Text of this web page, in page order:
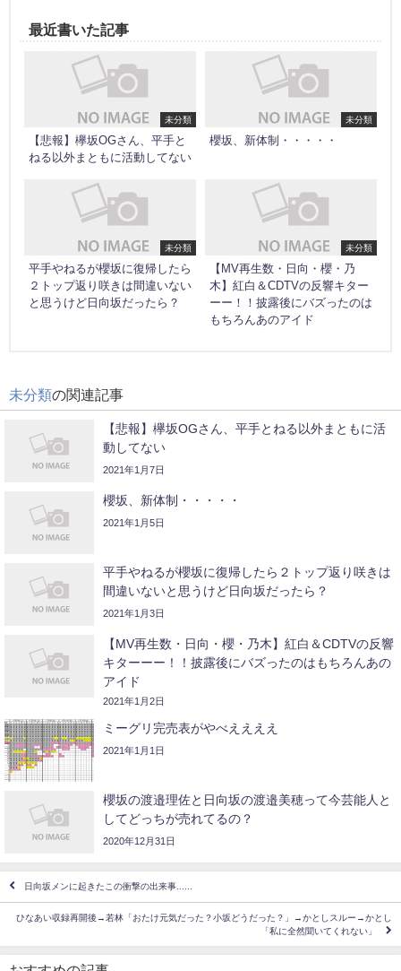
最近書いた記事
未分類
【悲報】欅坂OGさん、平手と
ねる以外まともに活動してない
未分類
櫻坂、新体制・・・・・
未分類
平手やねるが櫻坂に復帰したら
２トップ返り咲きは間違いない
と思うけど日向坂だったら？
未分類
【MV再生数・日向・櫻・乃
木】紅白＆CDTVの反響キター
ーー！！披露後にバズったのは
もちろんあのアイド
未分類の関連記事
【悲報】欅坂OGさん、平手とねる以外まともに活
動してない
2021年1月7日
櫻坂、新体制・・・・・
2021年1月5日
平手やねるが櫻坂に復帰したら２トップ返り咲きは
間違いないと思うけど日向坂だったら？
2021年1月3日
【MV再生数・日向・櫻・乃木】紅白＆CDTVの反響
キターーー！！披露後にバズったのはもちろんあの
アイド
2021年1月2日
ミーグリ完売表がやべええええ
2021年1月1日
櫻坂の渡邉理佐と日向坂の渡邉美穂って今芸能人と
してどっちが売れてるの？
2020年12月31日
日向坂メンに起きたこの衝撃の出来事......
ひなあい収録再開後→若林「おたけ元気だった？小坂どうだった？」→かとしスルー→かとし
「私に全然聞いてくれない」